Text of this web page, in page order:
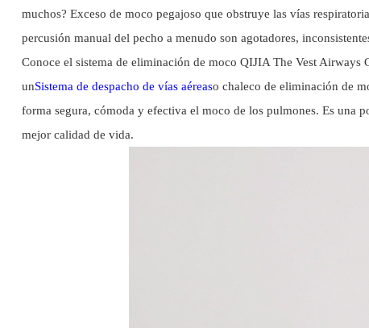
muchos? Exceso de moco pegajoso que obstruye las vías
percusión manual del pecho a menudo son agotadores,
Conoce el sistema de eliminación de moco QIJIA The Vest
unSistema de despacho de vías aéreaso chaleco de eliminación de
forma segura, cómoda y efectiva el moco de los pulmones. Es una
mejor calidad de vida.